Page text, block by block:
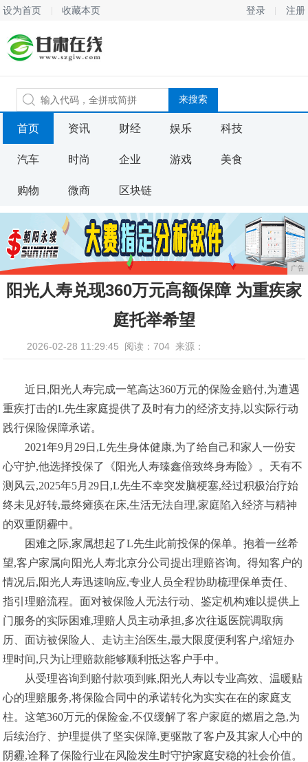
设为首页 收藏本页 登录 注册
首页 资讯 财经 娱乐 科技
汽车 时尚 企业 游戏 美食
购物 微商 区块链
广告
阳光人寿兑现360万元高额保障 为重疾家
庭托举希望
2026-02-28 11:29:45 阅读：704 来源：
近日,阳光人寿完成一笔高达360万元的保险金赔付,为遭遇
重疾打击的L先生家庭提供了及时有力的经济支持,以实际行动
践行保险保障承诺。
2021年9月29日,L先生身体健康,为了给自己和家人一份安
心守护,他选择投保了《阳光人寿臻鑫倍致终身寿险》。天有不
测风云,2025年5月29日,L先生不幸突发脑梗塞,经过积极治疗始
终未见好转,最终瘫痪在床,生活无法自理,家庭陷入经济与精神
的双重阴霾中。
困难之际,家属想起了L先生此前投保的保单。抱着一丝希
望,客户家属向阳光人寿北京分公司提出理赔咨询。得知客户的
情况后,阳光人寿迅速响应,专业人员全程协助梳理保单责任、
指引理赔流程。面对被保险人无法行动、鉴定机构难以提供上
门服务的实际困难,理赔人员主动承担,多次往返医院调取病
历、面访被保险人、走访主治医生,最大限度便利客户,缩短办
理时间,只为让理赔款能够顺利抵达客户手中。
从受理咨询到赔付款项到账,阳光人寿以专业高效、温暖贴
心的理赔服务,将保险合同中的承诺转化为实实在在的家庭支
柱。这笔360万元的保险金,不仅缓解了客户家庭的燃眉之急,为
后续治疗、护理提供了坚实保障,更驱散了客户及其家人心中的
阴霾,诠释了保险行业在风险发生时守护家庭安稳的社会价值。